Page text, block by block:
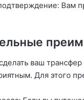
Вам
ваш
Для этого